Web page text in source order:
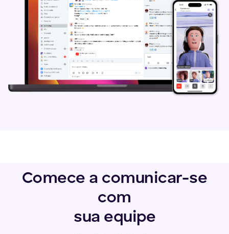
Comece a comunicar-se
com
sua equipe